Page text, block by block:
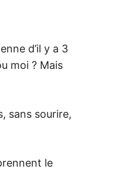
d’il y a 3
moi ? Mais
sans sourire,
le